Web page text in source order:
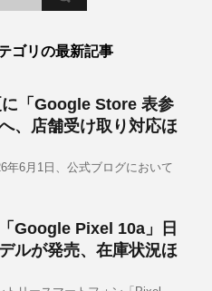
ゴリの最新記事
「Google Store 表参
、店舗受け取り対応ほ
年6月1日、公式ブログにおいて
Google Pixel 10a」日
ルが発売、在庫状況ほ